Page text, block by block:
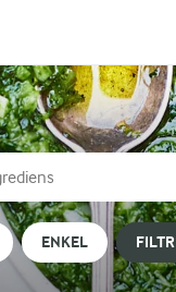
ENKEL